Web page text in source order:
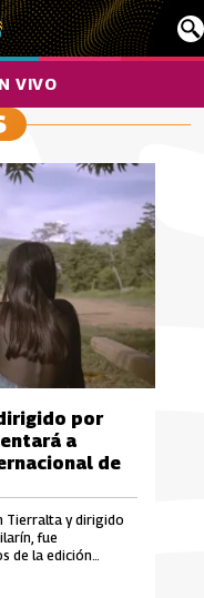
VIVO
por
a
de
Tierralta y dirigido
fue
de la edición
Cine Florianópolis